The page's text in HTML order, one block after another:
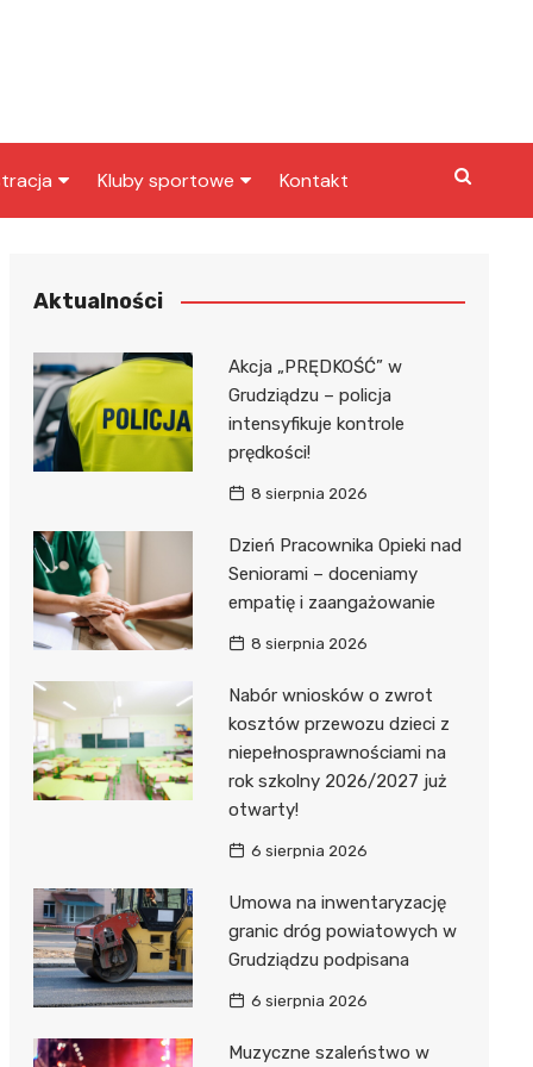
Kluby sportowe
Klub piłkarski
Kontakt
Aktualności
Akcja „PRĘDKOŚĆ” w
Grudziądzu – policja
intensyfikuje kontrole
prędkości!
8 sierpnia 2026
Dzień Pracownika Opieki nad
Seniorami – doceniamy
empatię i zaangażowanie
8 sierpnia 2026
Nabór wniosków o zwrot
kosztów przewozu dzieci z
niepełnosprawnościami na
rok szkolny 2026/2027 już
otwarty!
6 sierpnia 2026
Umowa na inwentaryzację
granic dróg powiatowych w
Grudziądzu podpisana
6 sierpnia 2026
Muzyczne szaleństwo w